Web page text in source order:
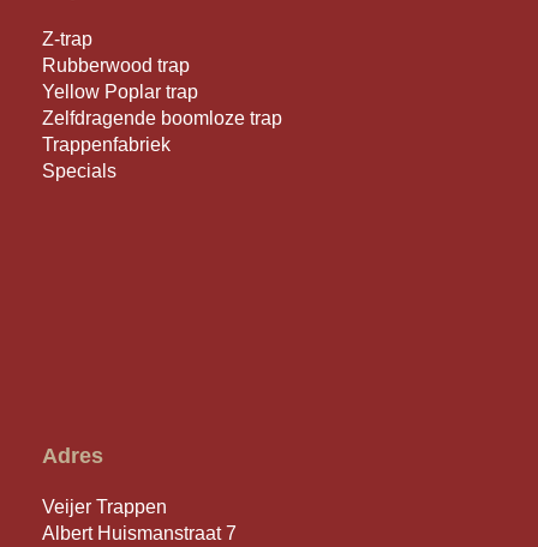
Z-trap
Rubberwood trap
Yellow Poplar trap
Zelfdragende boomloze trap
Trappenfabriek
Specials
Adres
Veijer Trappen
Albert Huismanstraat 7